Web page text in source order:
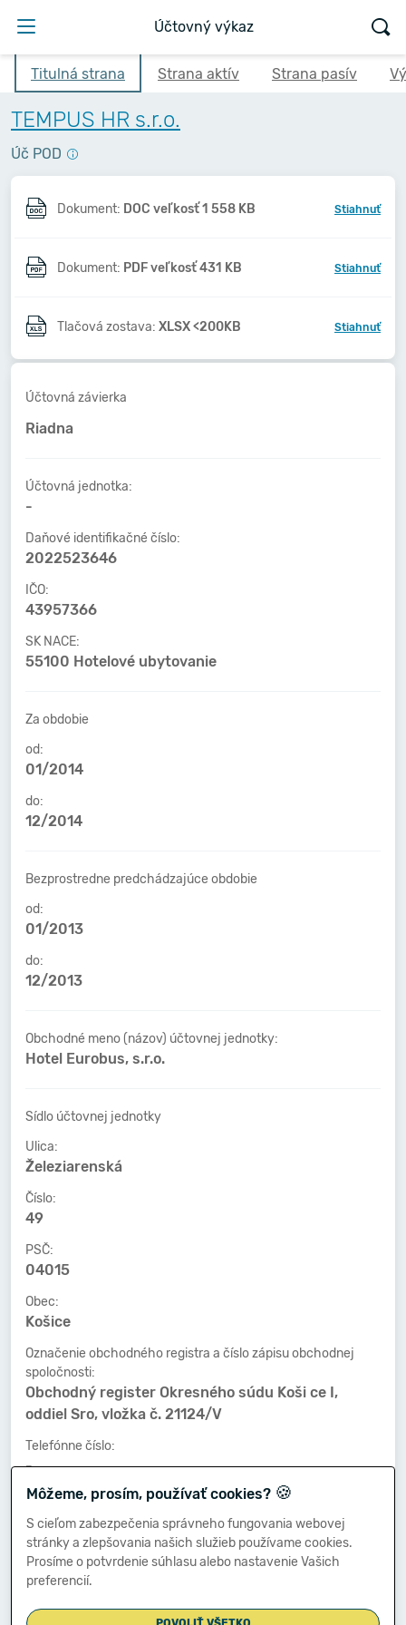
Účtovný výkaz
Titulná strana Strana aktív Strana pasív
TEMPUS HR s.r.o.
Úč POD
Dokument: DOC veľkosť 1 558 KB Stiahnuť
Dokument: PDF veľkosť 431 KB Stiahnuť
Tlačová zostava: XLSX <200KB Stiahnuť
Účtovná závierka
Riadna
Účtovná jednotka:
-
Daňové identifikačné číslo:
2022523646
IČO:
43957366
SK NACE:
55100 Hotelové ubytovanie
Za obdobie
od:
01/2014
do:
12/2014
Bezprostredne predchádzajúce obdobie
od:
01/2013
do:
12/2013
Obchodné meno (názov) účtovnej jednotky:
Hotel Eurobus, s.r.o.
Sídlo účtovnej jednotky
Ulica:
Železiarenská
Číslo:
49
PSČ:
04015
Obec:
Košice
Označenie obchodného registra a číslo zápisu obchodnej
spoločnosti:
Obchodný register Okresného súdu Koši ce I,
oddiel Sro, vložka č. 21124/V
Telefónne číslo:
-
Faxové číslo:
-
E-mailová adresa:
-
Môžeme, prosím, používať cookies? 🍪
S cieľom zabezpečenia správneho fungovania webovej
stránky a zlepšovania našich služieb používame cookies.
Prosíme o potvrdenie súhlasu alebo nastavenie Vašich
preferencií.